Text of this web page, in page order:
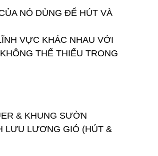
NÓ DÙNG ĐỂ HÚT VÀ
VỰC KHÁC NHAU VỚI
THỂ THIẾU TRONG
& KHUNG SƯỜN
LƯU LƯƠNG GIÓ (HÚT &